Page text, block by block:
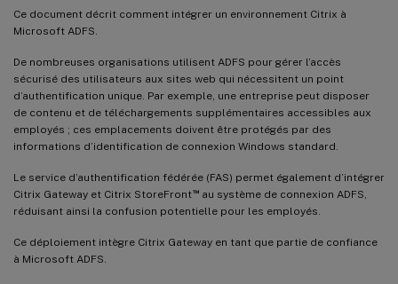
Ce document décrit comment intégrer un environnement Citrix à
Microsoft ADFS.
De nombreuses organisations utilisent ADFS pour gérer l’accès
sécurisé des utilisateurs aux sites web qui nécessitent un point
d’authentification unique. Par exemple, une entreprise peut disposer
de contenu et de téléchargements supplémentaires accessibles aux
employés ; ces emplacements doivent être protégés par des
informations d’identification de connexion Windows standard.
Le service d’authentification fédérée (FAS) permet également d’intégrer
Citrix Gateway et Citrix StoreFront™au système de connexion ADFS,
réduisant ainsi la confusion potentielle pour les employés.
Ce déploiement intègre Citrix Gateway en tant que partie de confiance
à Microsoft ADFS.